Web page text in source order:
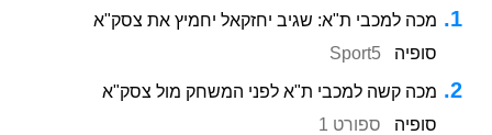
מכה למכבי ת"א: שגיב יחזקאל יחמיץ את צסק"א
סופיה
Sport5
מכה קשה למכבי ת"א לפני המשחק מול צסק"א
סופיה
ספורט 1